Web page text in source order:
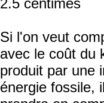
2.5 centimes
Si l'on veut
avec le coût du
produit par une
énergie fossile,